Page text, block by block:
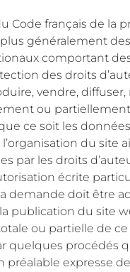
Code français de la
généralement
comportant
des droits
vendre, diffuser,
ou
ce soit les
du site
par les droits
écrite
demande doit être
publication du site
ou partielle de ce
quelques procédés
préalable expresse